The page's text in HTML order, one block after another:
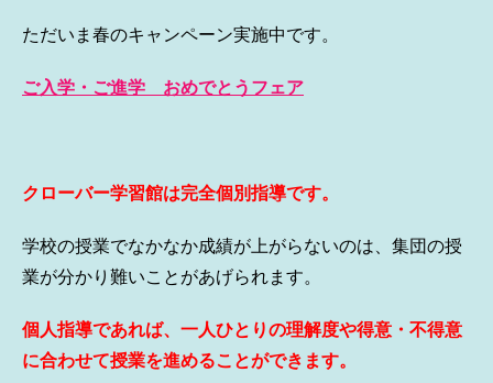
ただいま春のキャンペーン実施中です。
ご入学・ご進学 おめでとうフェア
クローバー学習館は完全個別指導です。
学校の授業でなかなか成績が上がらないのは、集団の授
業が分かり難いことがあげられます。
個人指導であれば、一人ひとりの理解度や得意・不得意
に合わせて授業を進めることができます。